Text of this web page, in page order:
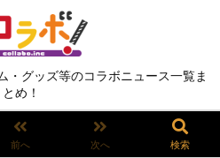
・グッズ等のコラボニュース一覧ま
とめ！
前へ 次へ 検索